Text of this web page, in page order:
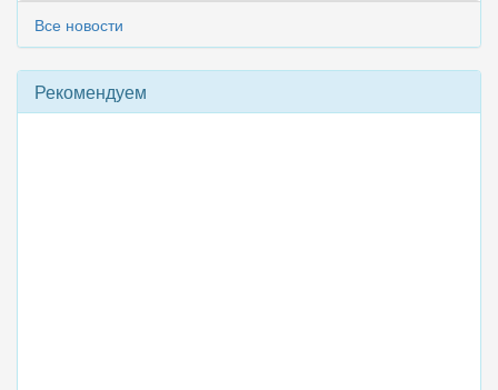
Все новости
Рекомендуем